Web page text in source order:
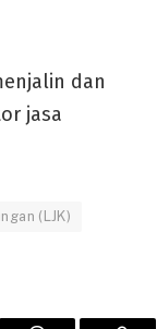
dan
jasa
(LJK)